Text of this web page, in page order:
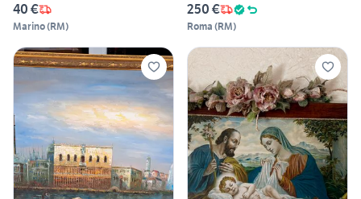
40 €
Marino(RM)
250 €
Roma (RM)